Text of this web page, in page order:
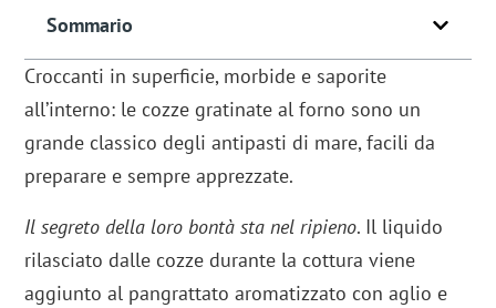
Sommario
Croccanti in superficie, morbide e saporite
all’interno: le cozze gratinate al forno sono un
grande classico degli antipasti di mare, facili da
preparare e sempre apprezzate.
Il segreto della loro bontà sta nel ripieno. Il liquido
rilasciato dalle cozze durante la cottura viene
aggiunto al pangrattato aromatizzato con aglio e